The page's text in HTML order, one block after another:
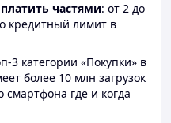
частями: от 2 до
кредитный лимит в
3 категории «Покупки» в
более 10 млн загрузок
смартфона где и когда